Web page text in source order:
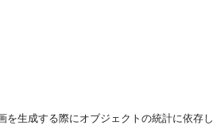
を生成する際にオブジェクトの統計に依